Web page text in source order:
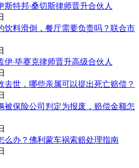
特邦·桑切斯律师晋升合伙人
饮料滑倒，餐厅需要负责吗？联合市
·毕赛克律师晋升高级合伙人
去世，哪些亲属可以提出死亡赔偿？
被保险公司判定为报废，赔偿金额怎
么办？佛利蒙车祸索赔处理指南